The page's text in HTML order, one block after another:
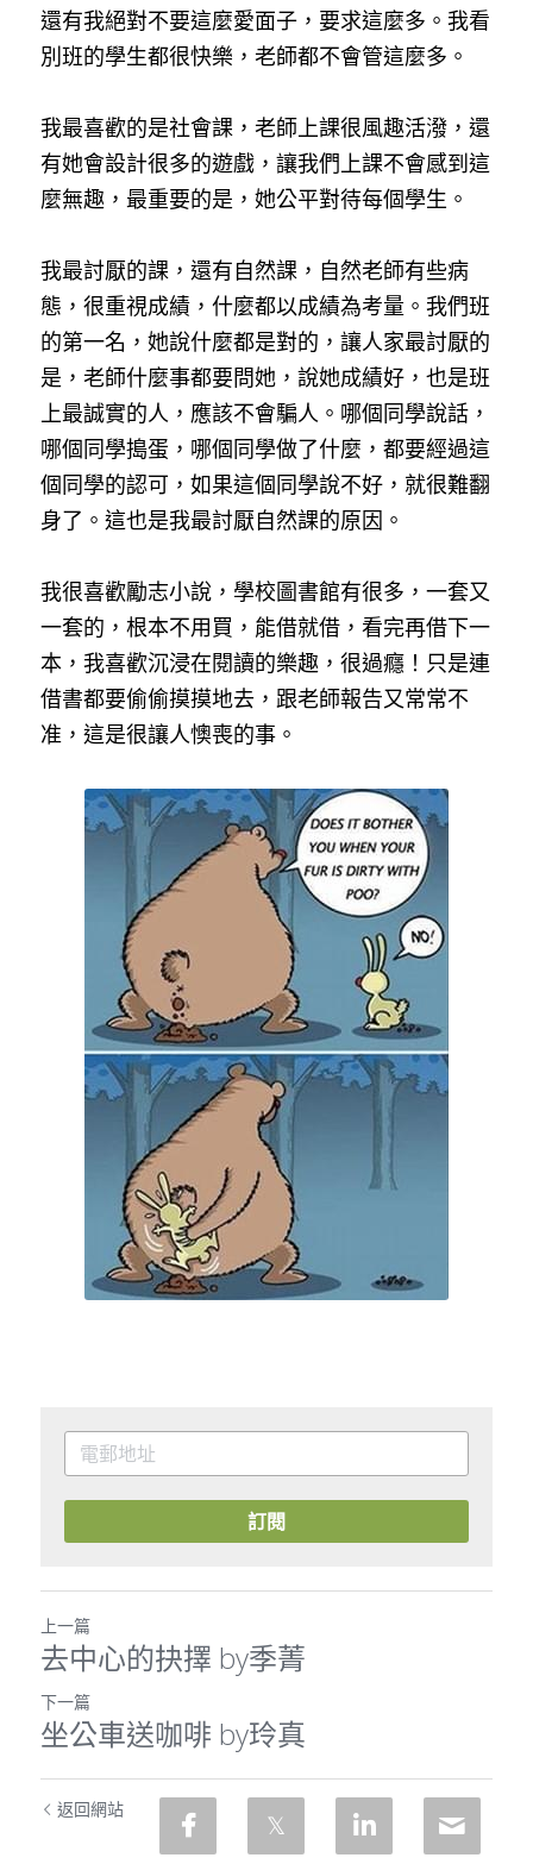
還有我絕對不要這麼愛面子，要求這麼多。我看
別班的學生都很快樂，老師都不會管這麼多。
我最喜歡的是社會課，老師上課很風趣活潑，還
有她會設計很多的遊戲，讓我們上課不會感到這
麼無趣，最重要的是，她公平對待每個學生。
我最討厭的課，還有自然課，自然老師有些病
態，很重視成績，什麼都以成績為考量。我們班
的第一名，她說什麼都是對的，讓人家最討厭的
是，老師什麼事都要問她，說她成績好，也是班
上最誠實的人，應該不會騙人。哪個同學說話，
哪個同學搗蛋，哪個同學做了什麼，都要經過這
個同學的認可，如果這個同學說不好，就很難翻
身了。這也是我最討厭自然課的原因。
我很喜歡勵志小說，學校圖書館有很多，一套又
一套的，根本不用買，能借就借，看完再借下一
本，我喜歡沉浸在閱讀的樂趣，很過癮！只是連
借書都要偷偷摸摸地去，跟老師報告又常常不
准，這是很讓人懊喪的事。
訂閱
上一篇
去中心的抉擇 by季菁
下一篇
坐公車送咖啡 by玲真
返回網站